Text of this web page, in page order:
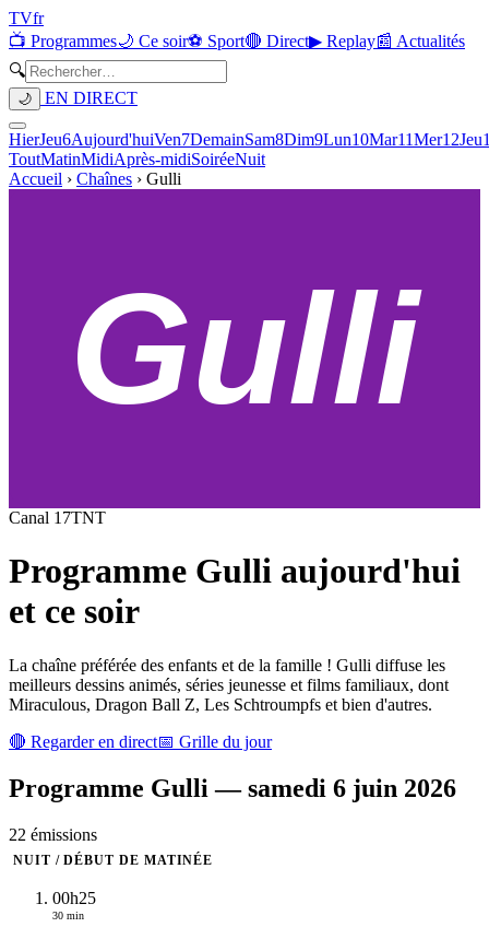
TVfr
📺 Programmes🌙 Ce soir⚽ Sport🔴 Direct▶ Replay📰 Actualités
🔍
🌙 EN DIRECT
HierJeu6Aujourd'huiVen7DemainSam8Dim9Lun10Mar11Mer12Jeu
ToutMatinMidiAprès-midiSoiréeNuit
Accueil › Chaînes › Gulli
Canal 17TNT
Programme Gulli aujourd'hui
et ce soir
La chaîne préférée des enfants et de la famille ! Gulli diffuse les
meilleurs dessins animés, séries jeunesse et films familiaux, dont
Miraculous, Dragon Ball Z, Les Schtroumpfs et bien d'autres.
🔴 Regarder en direct📅 Grille du jour
Programme Gulli —samedi 6 juin 2026
22 émissions
NUIT / DÉBUT DE MATINÉE
00h25
30 min